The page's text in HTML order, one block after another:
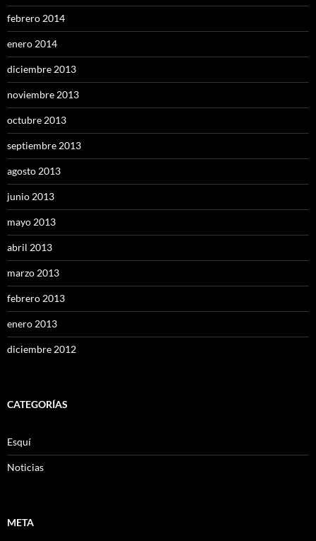
febrero 2014
enero 2014
diciembre 2013
noviembre 2013
octubre 2013
septiembre 2013
agosto 2013
junio 2013
mayo 2013
abril 2013
marzo 2013
febrero 2013
enero 2013
diciembre 2012
CATEGORÍAS
Esquí
Noticias
META